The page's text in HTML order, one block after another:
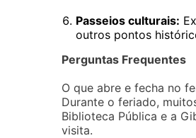
Passeios culturais:
outros pontos
Perguntas Frequentes
O que abre e fecha no
Durante o feriado,
Biblioteca Pública e a
visita.